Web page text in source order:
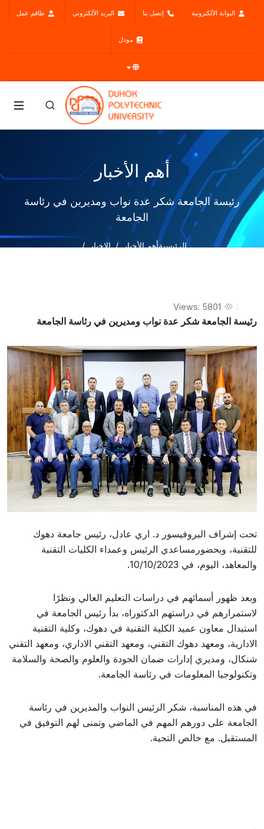
البوابة الألكترونية إتصل بنا البريد الألكتروني طاقم عمل
مودل
أهم الأخبار
رئيسة الجامعة شكر عدة نواب ومديرين في رئاسة
الجامعة
الرئيسيةأهم الأخبار
الاخبار
Views: 5801
رئيسة الجامعة شكر عدة نواب ومديرين في رئاسة الجامعة
تحت إشراف البروفيسور د. اري عادل، رئيس جامعة دهوك
للتقنية، وبحضورمساعدي الرئيس وعمداء الكليات التقنية
والمعاهد، اليوم، في 10/10/2023.
وبعد ظهور أسمائهم في دراسات التعليم العالي ونظرًا
لاستمرارهم في دراستهم الدكتوراه، بدأ رئيس الجامعة في
استبدال معاون عميد الكلية التقنية في دهوك، وكلية التقنية
الادارية، ومعهد دهوك التقني، ومعهد التقني الاداري، ومعهد التقني
شنكال، ومديري إدارات ضمان الجودة والعلوم والصحة والسلامة
وتكنولوجيا المعلومات في رئاسة الجامعة.
في هذه المناسبة، شكر الرئيس النواب والمديرين في رئاسة
الجامعة على دورهم المهم في الماضي وتمنى لهم التوفيق في
المستقبل. مع خالص التحية.